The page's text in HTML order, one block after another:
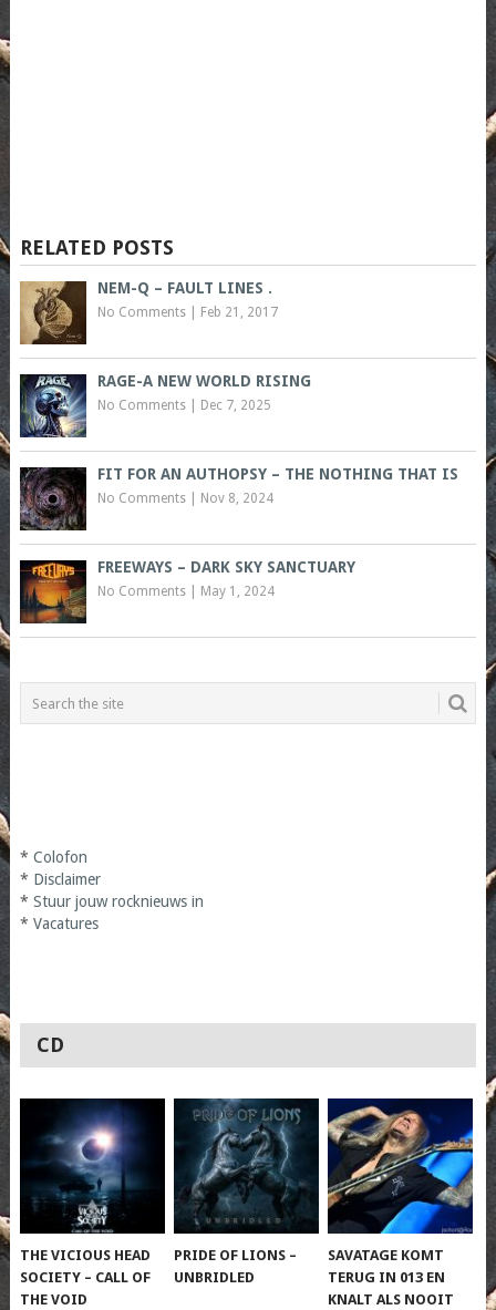
RELATED POSTS
NEM-Q – FAULT LINES .
No Comments| Feb 21, 2017
RAGE-A NEW WORLD RISING
No Comments| Dec 7, 2025
FIT FOR AN AUTHOPSY – THE NOTHING THAT IS
No Comments| Nov 8, 2024
FREEWAYS – DARK SKY SANCTUARY
No Comments| May 1, 2024
* Colofon
* Disclaimer
* Stuur jouw rocknieuws in
* Vacatures
CD
THE VICIOUS HEAD
SOCIETY – CALL OF
THE VOID
PRIDE OF LIONS –
UNBRIDLED
SAVATAGE KOMT
TERUG IN 013 EN
KNALT ALS NOOIT